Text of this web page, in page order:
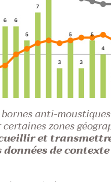
anti-
zones
et
de